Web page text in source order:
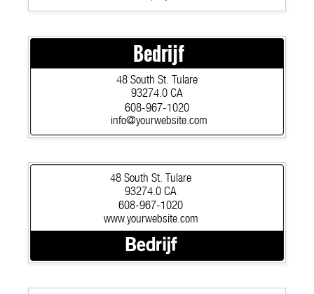
608-967-1020
info@yourwebsite.com
48 South St. Tulare
93274.0 CA
Bedrijf
608-967-1020
www.yourwebsite.com
48 South St. Tulare
93274.0 CA
Bedrijf